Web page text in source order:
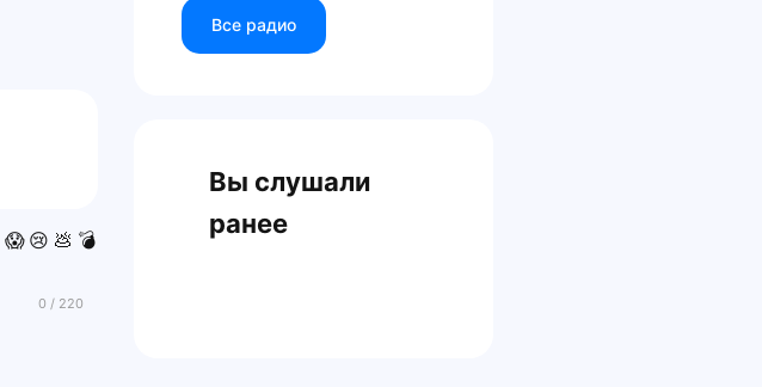
😱 😢 💩 💣
Все радио
Вы слушали
ранее